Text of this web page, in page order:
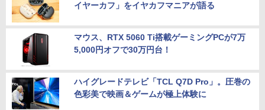
イヤーカフ」をイヤカフマニアが語る
マウス、RTX 5060 Ti搭載ゲーミングPCが7万
5,000円オフで30万円台！
ハイグレードテレビ「TCL Q7D Pro」。圧巻の
色彩美で映画＆ゲームが極上体験に